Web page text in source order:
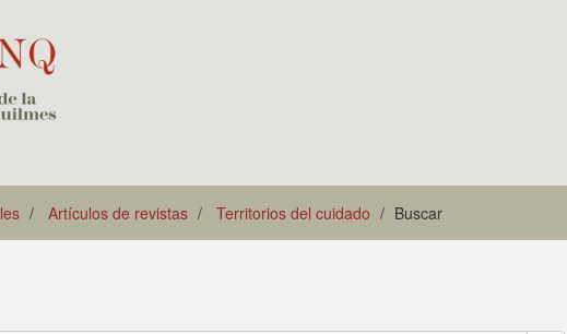
Artículos de revistas Territorios del cuidado Buscar